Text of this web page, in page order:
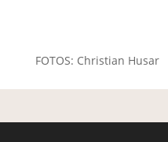
FOTOS: Christian Husar